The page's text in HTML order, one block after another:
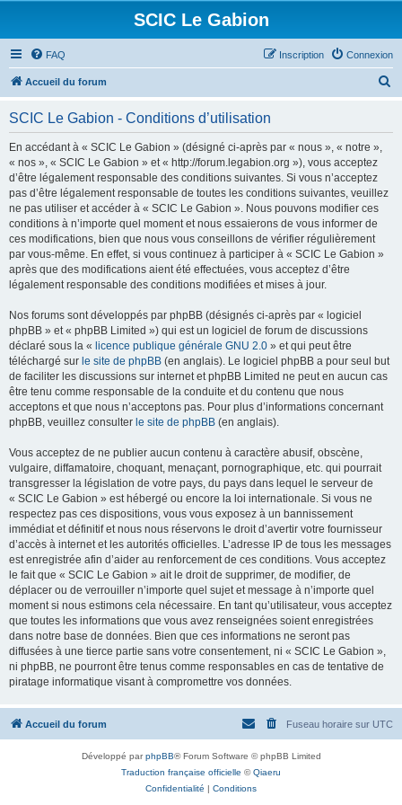
SCIC Le Gabion
FAQ Connexion
Inscription
Accueil du forum
SCIC Le Gabion - Conditions d’utilisation
En accédant à « SCIC Le Gabion » (désigné ci-après par « nous », « notre »,
« nos », « SCIC Le Gabion » et « http://forum.legabion.org »), vous acceptez
d’être légalement responsable des conditions suivantes. Si vous n’acceptez
pas d’être légalement responsable de toutes les conditions suivantes, veuillez
ne pas utiliser et accéder à « SCIC Le Gabion ». Nous pouvons modifier ces
conditions à n’importe quel moment et nous essaierons de vous informer de
ces modifications, bien que nous vous conseillons de vérifier régulièrement
par vous-même. En effet, si vous continuez à participer à « SCIC Le Gabion »
après que des modifications aient été effectuées, vous acceptez d’être
légalement responsable des conditions modifiées et mises à jour.
Nos forums sont développés par phpBB (désignés ci-après par « logiciel
phpBB » et « phpBB Limited ») qui est un logiciel de forum de discussions
déclaré sous la « licence publique générale GNU 2.0 » et qui peut être
téléchargé sur le site de phpBB (en anglais). Le logiciel phpBB a pour seul but
de faciliter les discussions sur internet et phpBB Limited ne peut en aucun cas
être tenu comme responsable de la conduite et du contenu que nous
acceptons et que nous n’acceptons pas. Pour plus d’informations concernant
phpBB, veuillez consulter le site de phpBB (en anglais).
Vous acceptez de ne publier aucun contenu à caractère abusif, obscène,
vulgaire, diffamatoire, choquant, menaçant, pornographique, etc. qui pourrait
transgresser la législation de votre pays, du pays dans lequel le serveur de
« SCIC Le Gabion » est hébergé ou encore la loi internationale. Si vous ne
respectez pas ces dispositions, vous vous exposez à un bannissement
immédiat et définitif et nous nous réservons le droit d’avertir votre fournisseur
d’accès à internet et les autorités officielles. L’adresse IP de tous les messages
est enregistrée afin d’aider au renforcement de ces conditions. Vous acceptez
le fait que « SCIC Le Gabion » ait le droit de supprimer, de modifier, de
déplacer ou de verrouiller n’importe quel sujet et message à n’importe quel
moment si nous estimons cela nécessaire. En tant qu’utilisateur, vous acceptez
que toutes les informations que vous avez renseignées soient enregistrées
dans notre base de données. Bien que ces informations ne seront pas
diffusées à une tierce partie sans votre consentement, ni « SCIC Le Gabion »,
ni phpBB, ne pourront être tenus comme responsables en cas de tentative de
piratage informatique visant à compromettre vos données.
Accueil du forum Fuseau horaire sur UTC
Développé parphpBB® Forum Software © phpBB Limited
Traduction française officielle ©Qiaeru
Confidentialité | Conditions